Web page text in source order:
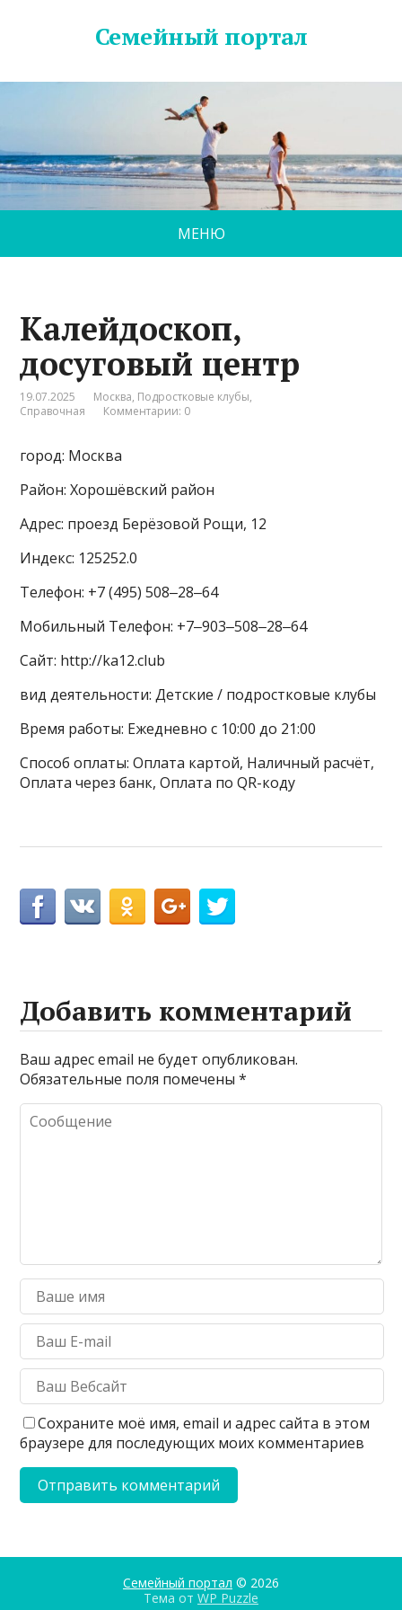
Семейный портал
МЕНЮ
Калейдоскоп,
досуговый центр
19.07.2025 Москва, Подростковые клубы,
Справочная
Комментарии: 0
город: Москва
Район: Хорошёвский район
Адрес: проезд Берёзовой Рощи, 12
Индекс: 125252.0
Телефон: +7 (495) 508‒28‒64
Мобильный Телефон: +7‒903‒508‒28‒64
Сайт: http://ka12.club
вид деятельности: Детские / подростковые клубы
Время работы: Ежедневно с 10:00 до 21:00
Способ оплаты: Оплата картой, Наличный расчёт,
Оплата через банк, Оплата по QR-коду
Добавить комментарий
Ваш адрес email не будет опубликован.
Обязательные поля помечены*
Сохраните моё имя, email и адрес сайта в этом
браузере для последующих моих комментариев
Семейный портал © 2026
Тема от WP Puzzle